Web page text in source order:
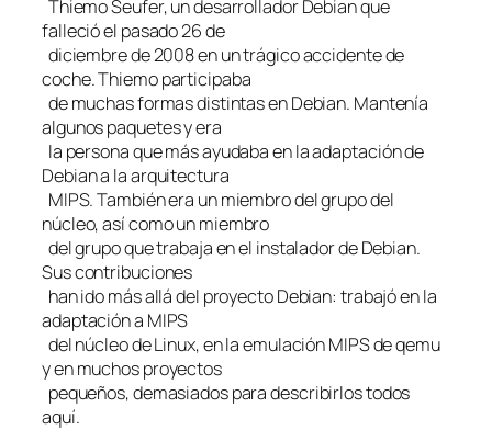
Thiemo Seufer, un desarrollador Debian que
falleció el pasado 26 de
diciembre de 2008 en un trágico accidente de
coche. Thiemo participaba
de muchas formas distintas en Debian. Mantenía
algunos paquetes y era
la persona que más ayudaba en la adaptación de
Debian a la arquitectura
MIPS. También era un miembro del grupo del
núcleo, así como un miembro
del grupo que trabaja en el instalador de Debian.
Sus contribuciones
han ido más allá del proyecto Debian: trabajó en la
adaptación a MIPS
del núcleo de Linux, en la emulación MIPS de qemu
y en muchos proyectos
pequeños, demasiados para describirlos todos
aquí.